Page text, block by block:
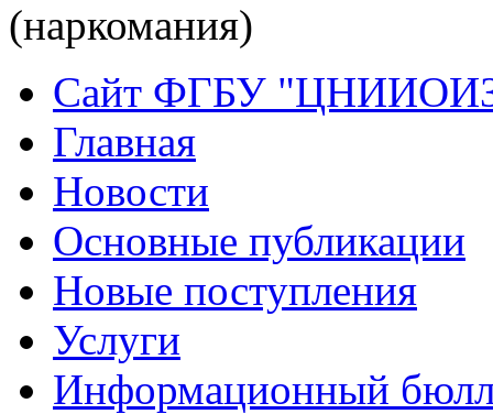
(наркомания)
Сайт ФГБУ
Главная
Новости
Основные публикации
Новые поступления
Услуги
Информационный